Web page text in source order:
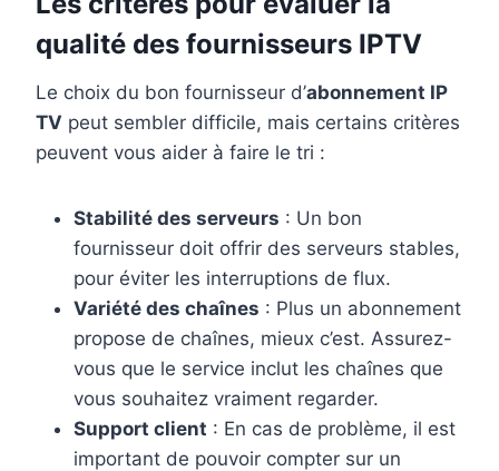
qualité des fournisseurs IPTV
Le choix du bon fournisseur d’abonnement IP
TV peut sembler difficile, mais certains critères
peuvent vous aider à faire le tri :
Stabilité des serveurs : Un bon
fournisseur doit offrir des serveurs stables,
pour éviter les interruptions de flux.
Variété des chaînes : Plus un abonnement
propose de chaînes, mieux c’est. Assurez-
vous que le service inclut les chaînes que
vous souhaitez vraiment regarder.
Support client : En cas de problème, il est
important de pouvoir compter sur un